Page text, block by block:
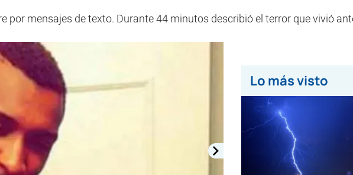
por mensajes de texto. Durante 44 minutos describió el terror que vivió
Lo más visto